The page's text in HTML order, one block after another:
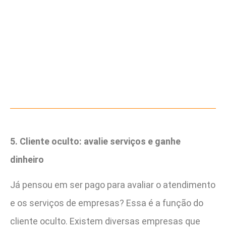
5. Cliente oculto: avalie serviços e ganhe
dinheiro
Já pensou em ser pago para avaliar o atendimento
e os serviços de empresas? Essa é a função do
cliente oculto. Existem diversas empresas que